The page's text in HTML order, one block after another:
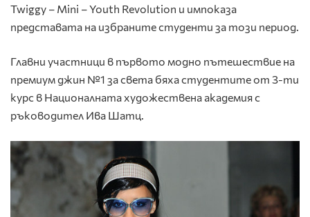
Twiggy – Mini – Youth Revolution и импоказа
представата на избраните студенти за този период.
Главни участници в първото модно пътешествие на
премиум джин №1 за света бяха студентите от 3-ти
курс в Националната художествена академия с
ръководител Ива Шатц.